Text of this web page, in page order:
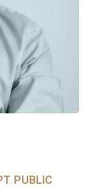
PUBLIC